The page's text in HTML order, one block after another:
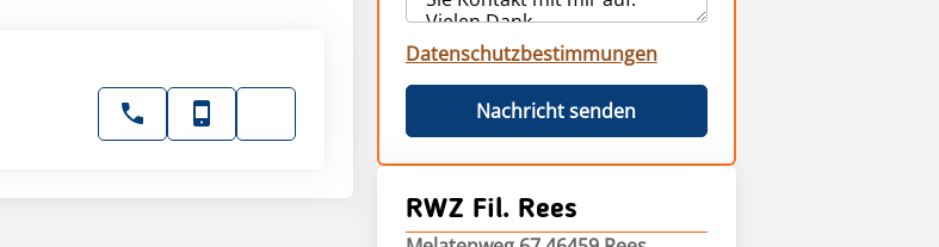
Datenschutzbestimmungen
Nachricht senden
RWZ Fil. Rees